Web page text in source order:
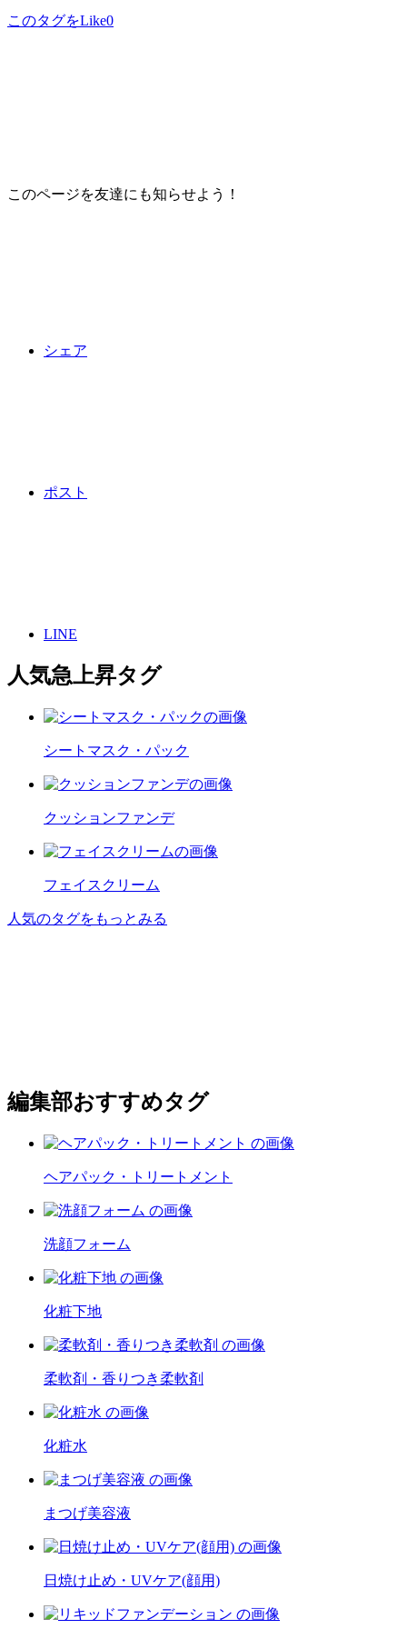
このタグをLike0
このページを友達にも知らせよう！
シェア
ポスト
LINE
人気急上昇タグ
シートマスク・パック
クッションファンデ
フェイスクリーム
人気のタグをもっとみる
編集部おすすめタグ
ヘアパック・トリートメント
洗顔フォーム
化粧下地
柔軟剤・香りつき柔軟剤
化粧水
まつげ美容液
日焼け止め・UVケア(顔用)